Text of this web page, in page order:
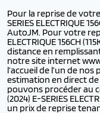
Pour la reprise de votre
SERIES ELECTRIQUE
AutoJM. Pour votre
ELECTRIQUE 156CH
distance en
notre site internet
l’accueil de l’un de
estimation en direct
pouvons procéder au
(2024) E-SERIES
un prix de reprise